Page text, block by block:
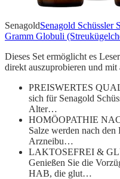
SenagoldSenagold Schüssler
Gramm Globuli
Dieses Set ermöglicht es
direkt auszuprobieren und
PREISWERTES
sich für Senagold
Alter…
HOMÖOPATHIE
Salze werden nach
Arzneibu…
LAKTOSEFREI &
Genießen Sie die
HAB, die glut…